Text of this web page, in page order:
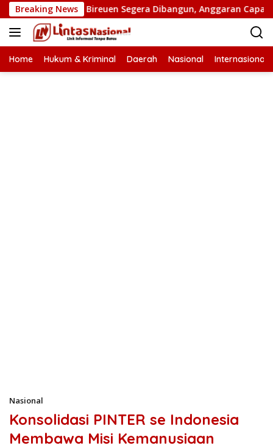
Langsung
ke
konten
Breaking News
Putus di Bireuen Segera Dibangun, Anggaran Capai 500 M
Home Hukum & Kriminal Daerah Nasional Internasional
Nasional
Konsolidasi PINTER se Indonesia
Membawa Misi Kemanusiaan